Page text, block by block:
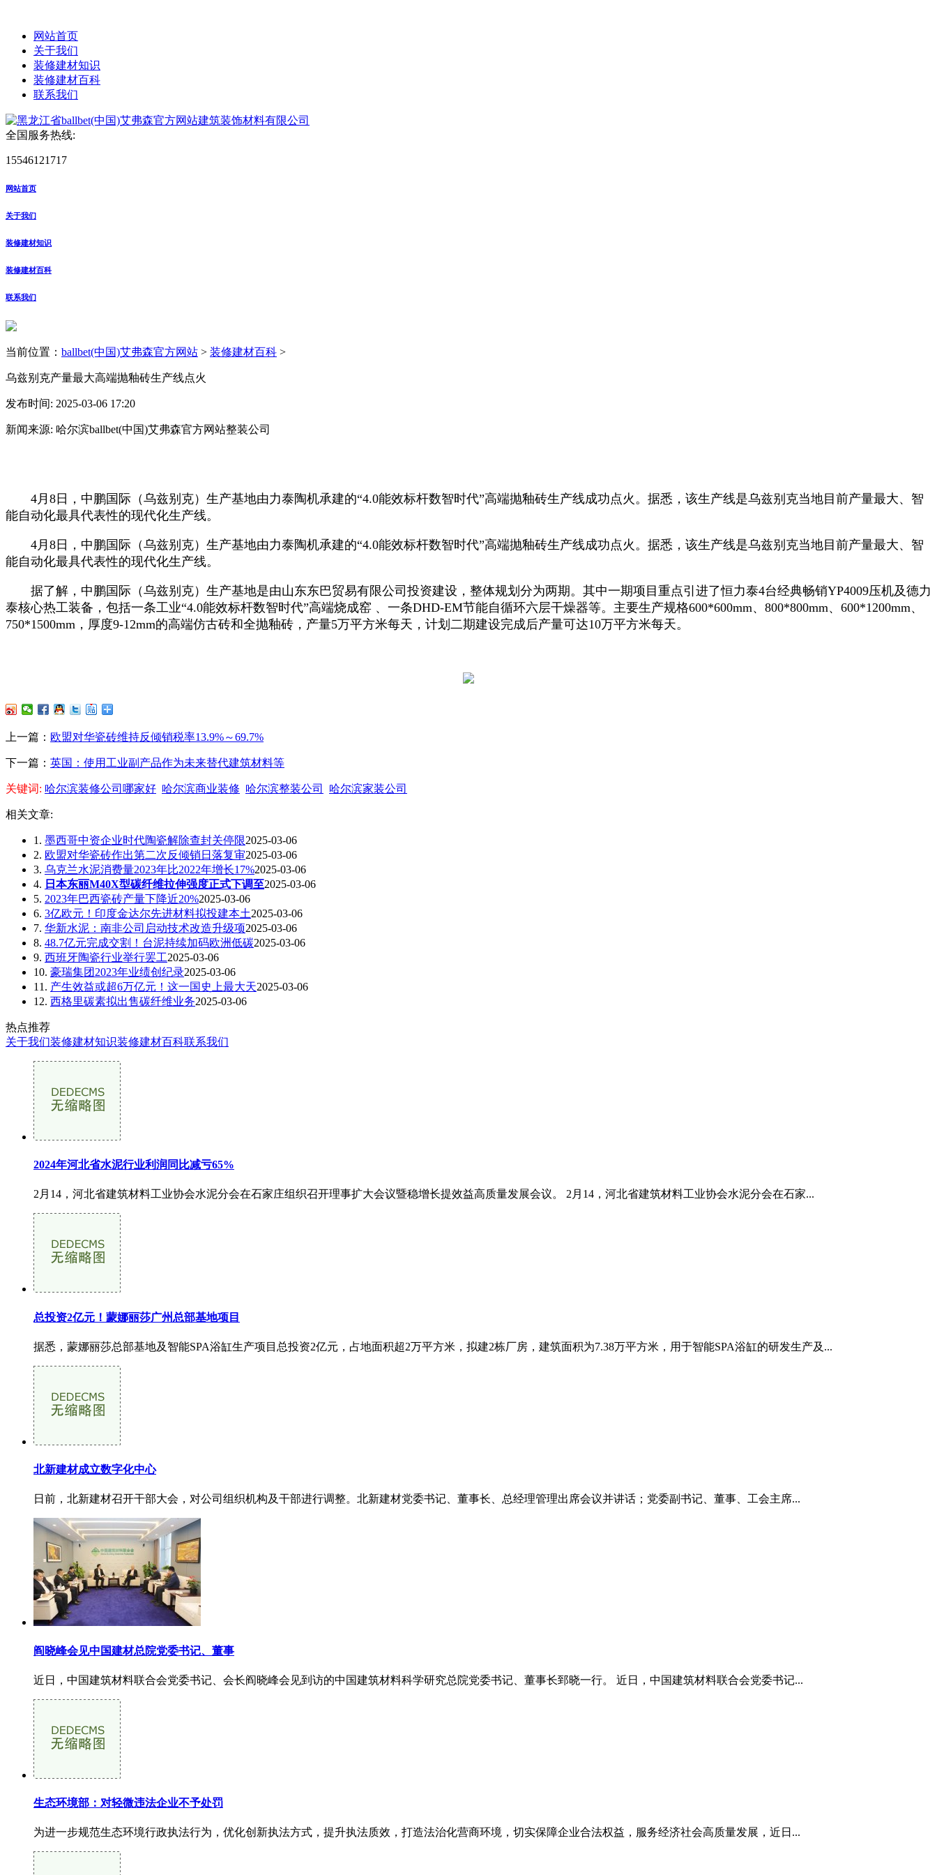
网站首页
关于我们
装修建材知识
装修建材百科
联系我们
全国服务热线:
15546121717
网站首页
关于我们
装修建材知识
装修建材百科
联系我们
当前位置： ballbet(中国)艾弗森官方网站 > 装修建材百科 >
乌兹别克产量最大高端抛釉砖生产线点火
发布时间: 2025-03-06 17:20
新闻来源: 哈尔滨ballbet(中国)艾弗森官方网站整装公司
4月8日，中鹏国际（乌兹别克）生产基地由力泰陶机承建的“4.0能效标杆数智时代”高端抛釉砖生产线成功点火。据悉，该生产线是乌兹别克当地目前产量最大、智
能自动化最具代表性的现代化生产线。
4月8日，中鹏国际（乌兹别克）生产基地由力泰陶机承建的“4.0能效标杆数智时代”高端抛釉砖生产线成功点火。据悉，该生产线是乌兹别克当地目前产量最大、智
能自动化最具代表性的现代化生产线。
据了解，中鹏国际（乌兹别克）生产基地是由山东东巴贸易有限公司投资建设，整体规划分为两期。其中一期项目重点引进了恒力泰4台经典畅销YP4009压机及德力
泰核心热工装备，包括一条工业“4.0能效标杆数智时代”高端烧成窑 、一条DHD-EM节能自循环六层干燥器等。主要生产规格600*600mm、800*800mm、600*1200mm、
750*1500mm，厚度9-12mm的高端仿古砖和全抛釉砖，产量5万平方米每天，计划二期建设完成后产量可达10万平方米每天。
上一篇： 欧盟对华瓷砖维持反倾销税率13.9%～69.7%
下一篇： 英国：使用工业副产品作为未来替代建筑材料等
关键词: 哈尔滨装修公司哪家好 哈尔滨商业装修 哈尔滨整装公司 哈尔滨家装公司
相关文章:
1. 墨西哥中资企业时代陶瓷解除查封关停限2025-03-06
2. 欧盟对华瓷砖作出第二次反倾销日落复审2025-03-06
3. 乌克兰水泥消费量2023年比2022年增长17%2025-03-06
4. 日本东丽M40X型碳纤维拉伸强度正式下调至2025-03-06
5. 2023年巴西瓷砖产量下降近20%2025-03-06
6. 3亿欧元！印度金达尔先进材料拟投建本土2025-03-06
7. 华新水泥：南非公司启动技术改造升级项2025-03-06
8. 48.7亿元完成交割！台泥持续加码欧洲低碳2025-03-06
9. 西班牙陶瓷行业举行罢工2025-03-06
10. 豪瑞集团2023年业绩创纪录2025-03-06
11. 产生效益或超6万亿元！这一国史上最大天2025-03-06
12. 西格里碳素拟出售碳纤维业务2025-03-06
热点推荐
关于我们装修建材知识装修建材百科联系我们
2024年河北省水泥行业利润同比减亏65%
2月14，河北省建筑材料工业协会水泥分会在石家庄组织召开理事扩大会议暨稳增长提效益高质量发展会议。 2月14，河北省建筑材料工业协会水泥分会在石家...
总投资2亿元！蒙娜丽莎广州总部基地项目
据悉，蒙娜丽莎总部基地及智能SPA浴缸生产项目总投资2亿元，占地面积超2万平方米，拟建2栋厂房，建筑面积为7.38万平方米，用于智能SPA浴缸的研发生产及...
北新建材成立数字化中心
日前，北新建材召开干部大会，对公司组织机构及干部进行调整。北新建材党委书记、董事长、总经理管理出席会议并讲话；党委副书记、董事、工会主席...
阎晓峰会见中国建材总院党委书记、董事
近日，中国建筑材料联合会党委书记、会长阎晓峰会见到访的中国建筑材料科学研究总院党委书记、董事长郅晓一行。 近日，中国建筑材料联合会党委书记...
生态环境部：对轻微违法企业不予处罚
为进一步规范生态环境行政执法行为，优化创新执法方式，提升执法质效，打造法治化营商环境，切实保障企业合法权益，服务经济社会高质量发展，近日...